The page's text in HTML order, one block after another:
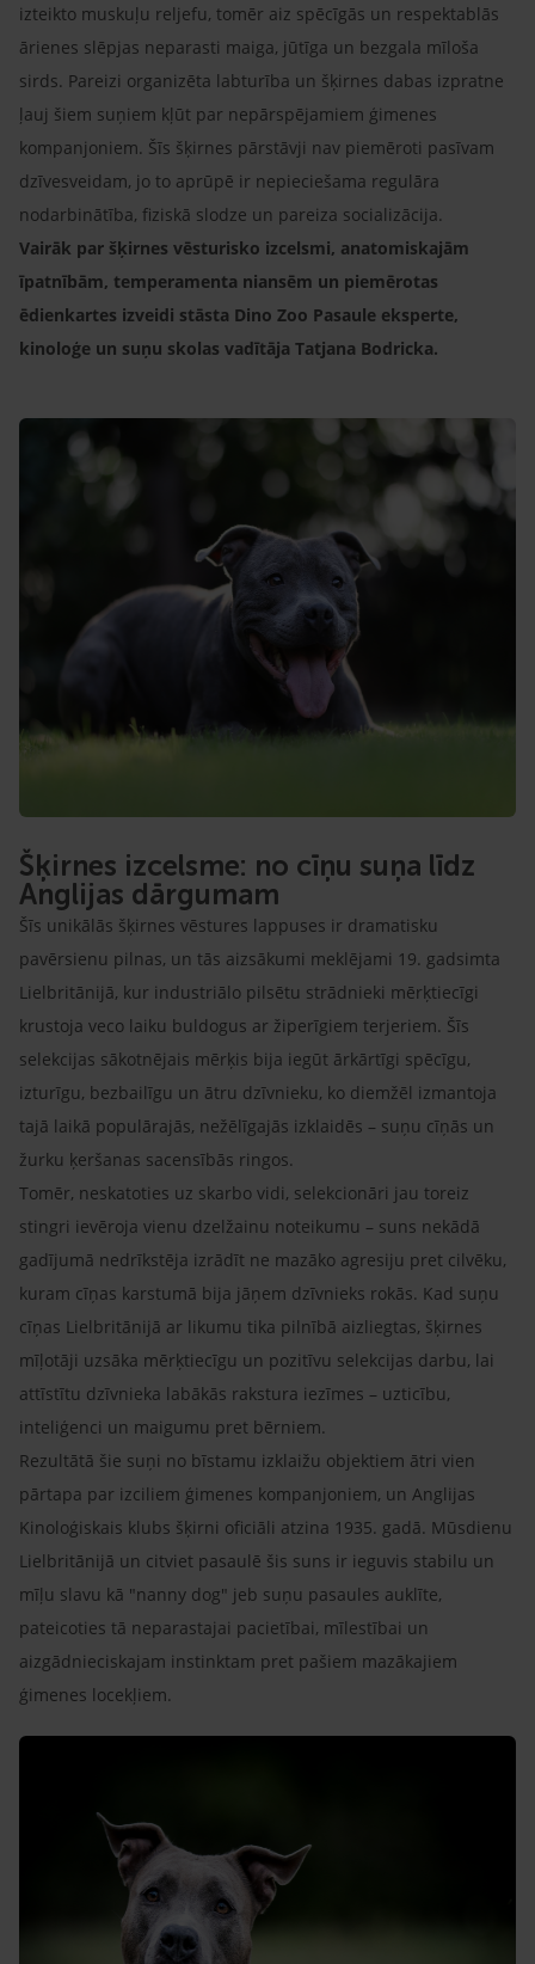
izteikto muskuļu reljefu, tomēr aiz spēcīgās un respektablās
ārienes slēpjas neparasti maiga, jūtīga un bezgala mīloša
sirds. Pareizi organizēta labturība un šķirnes dabas izpratne
ļauj šiem suņiem kļūt par nepārspējamiem ģimenes
kompanjoniem. Šīs šķirnes pārstāvji nav piemēroti pasīvam
dzīvesveidam, jo to aprūpē ir nepieciešama regulāra
nodarbinātība, fiziskā slodze un pareiza socializācija.
Vairāk par šķirnes vēsturisko izcelsmi, anatomiskajām
īpatnībām, temperamenta niansēm un piemērotas
ēdienkartes izveidi stāsta Dino Zoo Pasaule eksperte,
kinoloģe un suņu skolas vadītāja Tatjana Bodricka.
Šķirnes izcelsme: no cīņu suņa līdz
Anglijas dārgumam
Šīs unikālās šķirnes vēstures lappuses ir dramatisku
pavērsienu pilnas, un tās aizsākumi meklējami 19. gadsimta
Lielbritānijā, kur industriālo pilsētu strādnieki mērķtiecīgi
krustoja veco laiku buldogus ar žiperīgiem terjeriem. Šīs
selekcijas sākotnējais mērķis bija iegūt ārkārtīgi spēcīgu,
izturīgu, bezbailīgu un ātru dzīvnieku, ko diemžēl izmantoja
tajā laikā populārajās, nežēlīgajās izklaidēs – suņu cīņās un
žurku ķeršanas sacensībās ringos.
Tomēr, neskatoties uz skarbo vidi, selekcionāri jau toreiz
stingri ievēroja vienu dzelžainu noteikumu – suns nekādā
gadījumā nedrīkstēja izrādīt ne mazāko agresiju pret cilvēku,
kuram cīņas karstumā bija jāņem dzīvnieks rokās. Kad suņu
cīņas Lielbritānijā ar likumu tika pilnībā aizliegtas, šķirnes
mīļotāji uzsāka mērķtiecīgu un pozitīvu selekcijas darbu, lai
attīstītu dzīvnieka labākās rakstura iezīmes – uzticību,
inteliģenci un maigumu pret bērniem.
Rezultātā šie suņi no bīstamu izklaižu objektiem ātri vien
pārtapa par izciliem ģimenes kompanjoniem, un Anglijas
Kinoloģiskais klubs šķirni oficiāli atzina 1935. gadā. Mūsdienu
Lielbritānijā un citviet pasaulē šis suns ir ieguvis stabilu un
mīļu slavu kā "nanny dog" jeb suņu pasaules auklīte,
pateicoties tā neparastajai pacietībai, mīlestībai un
aizgādnieciskajam instinktam pret pašiem mazākajiem
ģimenes locekļiem.